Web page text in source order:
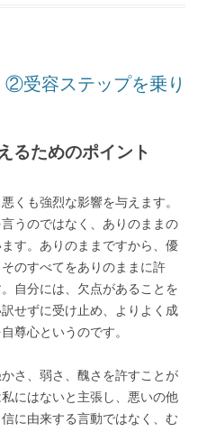
受容ステップを乗り
るためのポイント
くも強烈な影響を与えます。
うのではなく、ありのままの
す。ありのままですから、優
のすべてをありのままに許
自分には、欠点があることを
せずに受け止め、よりよく成
尊心というのです。
さ、弱さ、醜さを許すことが
にはないと主張し、悪いの他
に由来する言動ではなく、む